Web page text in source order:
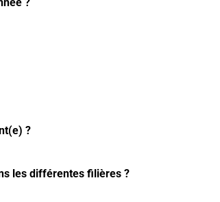
?
les différentes filières ?